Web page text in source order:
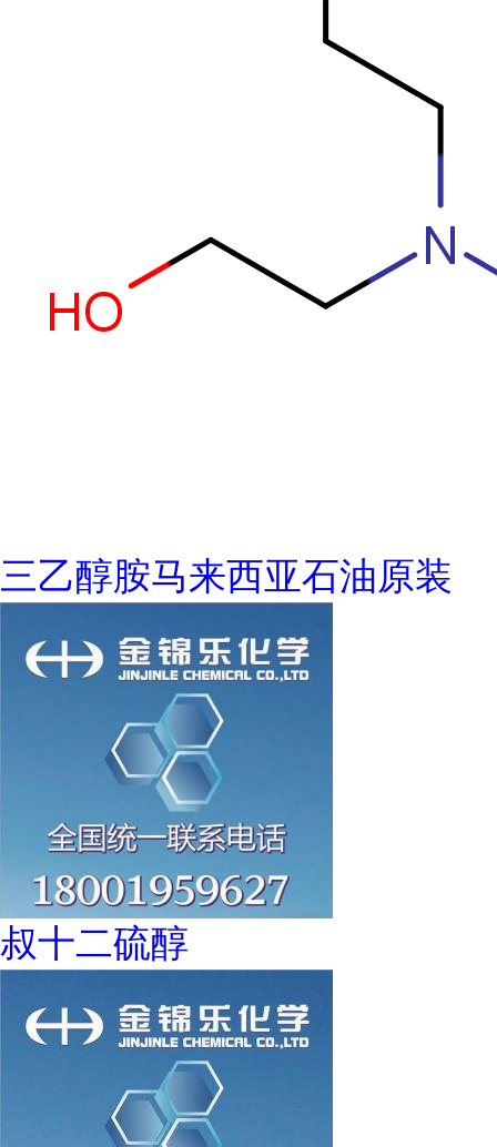
三乙醇胺马来西亚石油原装
叔十二硫醇